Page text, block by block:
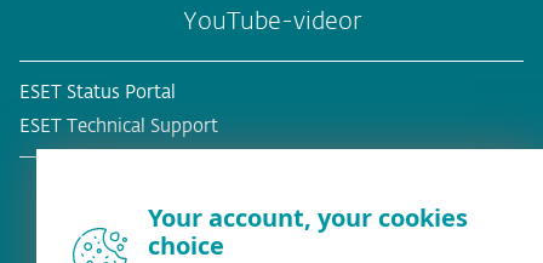
YouTube-videor
ESET Status Portal
ESET Technical Support
Your account, your cookies
choice